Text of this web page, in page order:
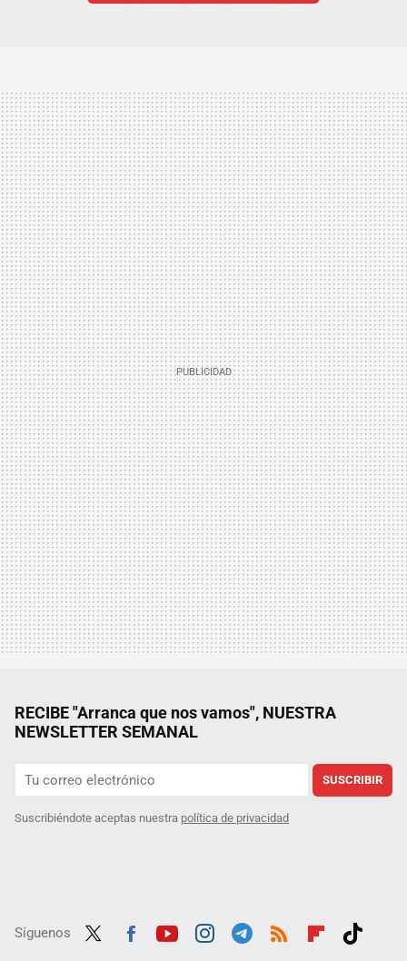
RECIBE "Arranca que nos vamos", NUESTRA
NEWSLETTER SEMANAL
SUSCRIBIR
Suscribiéndote aceptas nuestra política de privacidad
Síguenos